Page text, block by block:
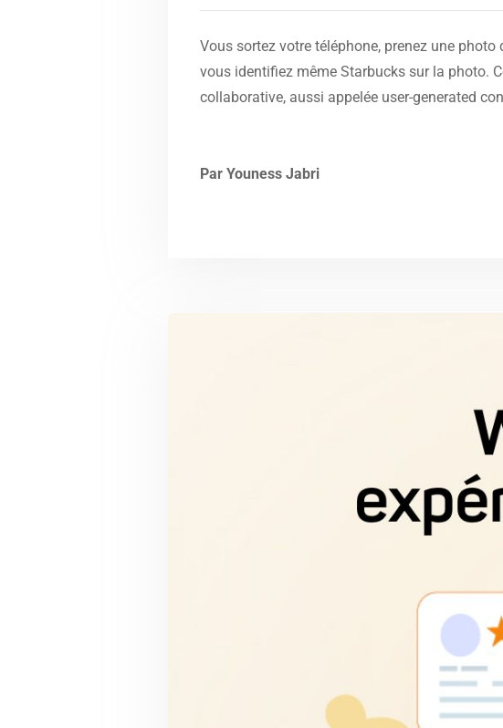
Vous sortez votre téléphone, prenez une
vous identifiez même Starbucks sur la photo.
collaborative, aussi appelée user-generated
Par Youness Jabri